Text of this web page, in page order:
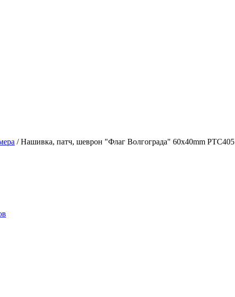
/Нашивка, патч, шеврон "Флаг Волгограда" 60x40mm PTC405